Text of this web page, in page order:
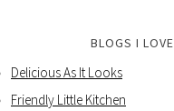
BLOGS I LOVE
Delicious As It Looks
Friendly Little Kitchen